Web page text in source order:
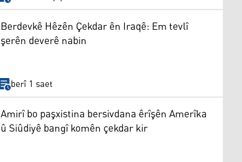
Berdevkê Hêzên Çekdar ên Iraqê: Em tevlî
şerên deverê nabin
berî 1 saet
Amirî bo paşxistina bersivdana êrîşên Amerîka
û Siûdiyê bangî komên çekdar kir